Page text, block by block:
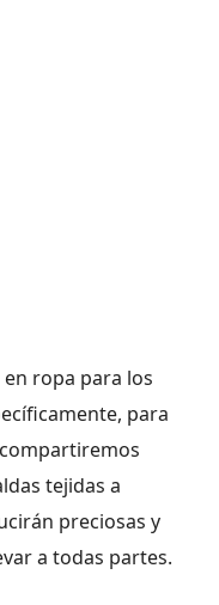
ropa para los
para
tejidas a
preciosas y
a todas partes.